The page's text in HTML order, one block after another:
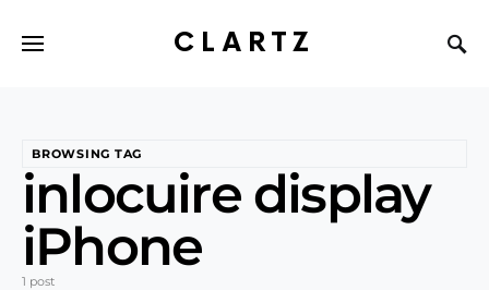
CLARTZ
BROWSING TAG
inlocuire display
iPhone
1 post